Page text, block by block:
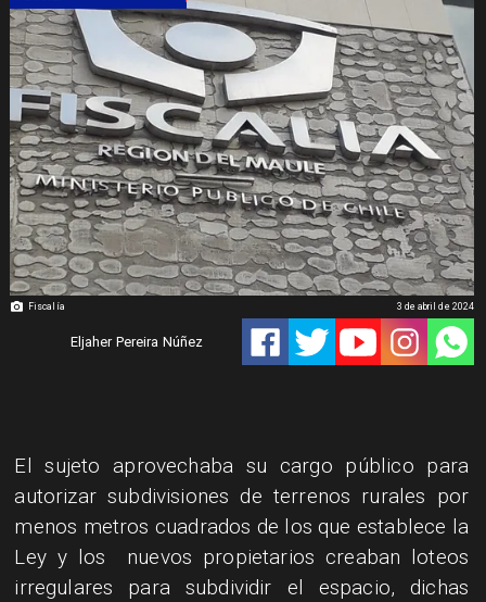
Fiscalía
Eljaher Pereira Núñez
3 de abril de 2024
El sujeto aprovechaba su cargo público para
autorizar subdivisiones de terrenos rurales por
menos metros cuadrados de los que establece la
Ley y los nuevos propietarios creaban loteos
irregulares para subdividir el espacio, dichas